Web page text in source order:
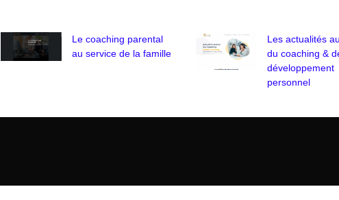
Le coaching parental
au service de la famille
Les actualités
du coaching &
développement
personnel